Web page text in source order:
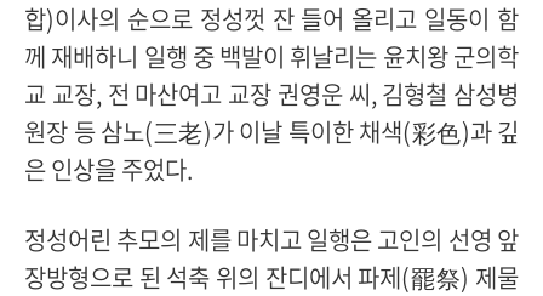
합)이사의 순으로 정성껏 잔 들어 올리고 일동이 함
께 재배하니 일행 중 백발이 휘날리는 윤치왕 군의학
교 교장, 전 마산여고 교장 권영운 씨, 김형철 삼성병
원장 등 삼노(三老)가 이날 특이한 채색(彩色)과 깊
은 인상을 주었다.
정성어린 추모의 제를 마치고 일행은 고인의 선영 앞
장방형으로 된 석축 위의 잔디에서 파제(罷祭) 제물